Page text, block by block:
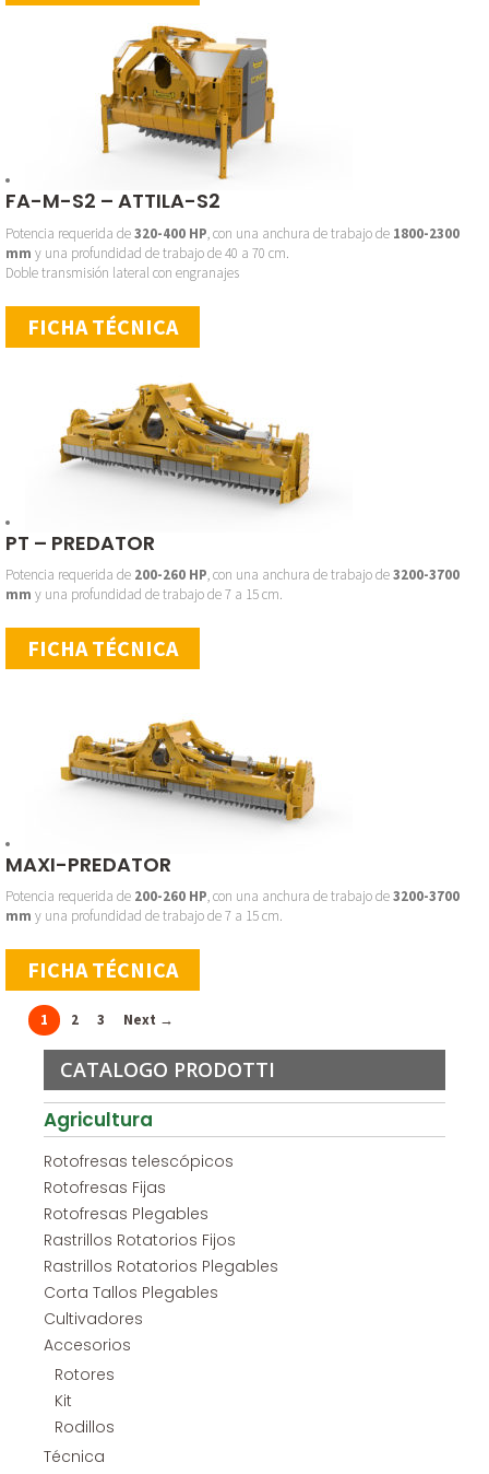
FA-M-S2 – ATTILA-S2
Potencia requerida de320-400 HP, con una anchura de trabajo de 1800-2300
mm y una profundidad de trabajo de 40 a 70 cm.
Doble transmisión lateral con engranajes
FICHA TÉCNICA
PT – PREDATOR
Potencia requerida de 200-260 HP, con una anchura de trabajo de3200-3700
mm y una profundidad de trabajo de 7 a 15 cm.
FICHA TÉCNICA
MAXI-PREDATOR
Potencia requerida de 200-260 HP, con una anchura de trabajo de3200-3700
mm y una profundidad de trabajo de 7 a 15 cm.
FICHA TÉCNICA
1 2 3 Next →
CATALOGO PRODOTTI
Agricultura
Rotofresas telescópicos
Rotofresas Fijas
Rotofresas Plegables
Rastrillos Rotatorios Fijos
Rastrillos Rotatorios Plegables
Corta Tallos Plegables
Cultivadores
Accesorios
Rotores
Kit
Rodillos
Técnica